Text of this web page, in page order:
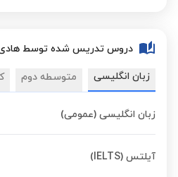
دروس تدریس شده توسط
زبان انگلیسی متوسطه دوم
زبان انگلیسی (عمومی)
آیلتس (IELTS)